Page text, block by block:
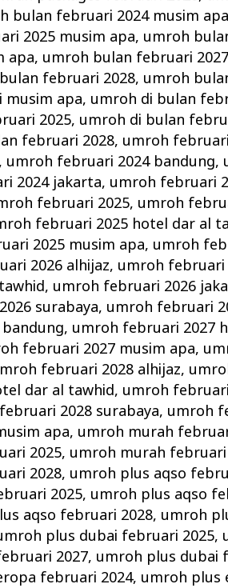
bulan februari 2024 musim
2025 musim apa, umroh
apa, umroh bulan februari
februari 2028, umroh
apa, umroh di bulan
2025, umroh di bulan
februari 2028, umroh
umroh februari 2024 bandung,
2024 jakarta, umroh februari
februari 2025, umroh
februari 2025 hotel dar al
2025 musim apa, umroh
2026 alhijaz, umroh februari
, umroh februari 2026
surabaya, umroh februari
, umroh februari 2027
februari 2027 musim apa,
februari 2028 alhijaz,
dar al tawhid, umroh
2028 surabaya, umroh
apa, umroh murah
2025, umroh murah februari
2028, umroh plus aqso
2025, umroh plus aqso
aqso februari 2028, umroh
plus dubai februari 2025,
2027, umroh plus dubai
februari 2024, umroh plus